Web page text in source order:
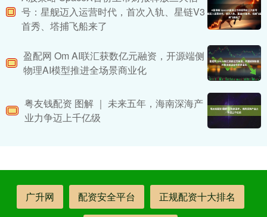
号：星舰迈入运营时代，首次入轨、星链V3
首秀、塔捕飞船来了
盈配网 Om AI联汇获数亿元融资，开源端侧
物理AI模型推进全场景商业化
粤友钱配资 图解 ｜ 未来五年，海南深海产
业力争迈上千亿级
广升网 配资安全平台 正规配资十大排名